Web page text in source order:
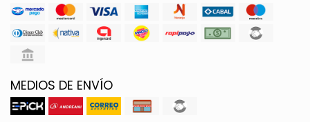
MEDIOS DE ENVÍO